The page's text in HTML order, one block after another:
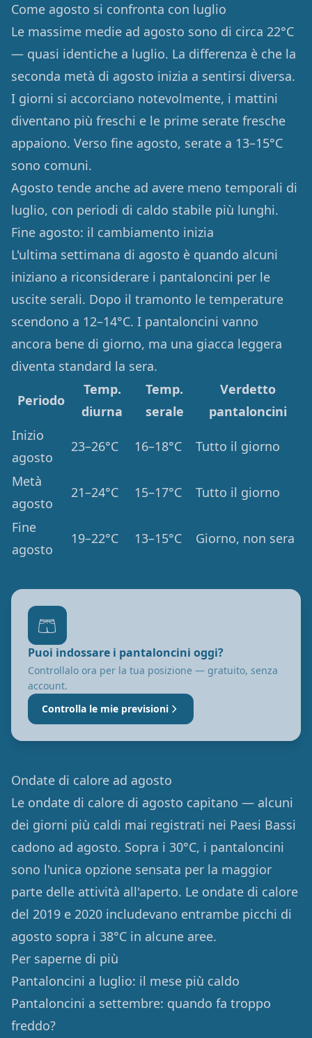
Come agosto si confronta con luglio
Le massime medie ad agosto sono di circa 22°C
— quasi identiche a luglio. La differenza è che la
seconda metà di agosto inizia a sentirsi diversa.
I giorni si accorciano notevolmente, i mattini
diventano più freschi e le prime serate fresche
appaiono. Verso fine agosto, serate a 13–15°C
sono comuni.
Agosto tende anche ad avere meno temporali di
luglio, con periodi di caldo stabile più lunghi.
Fine agosto: il cambiamento inizia
L'ultima settimana di agosto è quando alcuni
iniziano a riconsiderare i pantaloncini per le
uscite serali. Dopo il tramonto le temperature
scendono a 12–14°C. I pantaloncini vanno
ancora bene di giorno, ma una giacca leggera
diventa standard la sera.
Periodo
Temp.
diurna
Temp.
serale
Verdetto
pantaloncini
Inizio
agosto
23–26°C 16–18°C Tutto il giorno
Metà
agosto
21–24°C 15–17°C Tutto il giorno
Fine
agosto
19–22°C 13–15°C Giorno, non sera
🩳
Puoi indossare i pantaloncini oggi?
Controllalo ora per la tua posizione — gratuito, senza
account.
Controlla le mie previsioni
Ondate di calore ad agosto
Le ondate di calore di agosto capitano — alcuni
dei giorni più caldi mai registrati nei Paesi Bassi
cadono ad agosto. Sopra i 30°C, i pantaloncini
sono l'unica opzione sensata per la maggior
parte delle attività all'aperto. Le ondate di calore
del 2019 e 2020 includevano entrambe picchi di
agosto sopra i 38°C in alcune aree.
Per saperne di più
Pantaloncini a luglio: il mese più caldo
Pantaloncini a settembre: quando fa troppo
freddo?